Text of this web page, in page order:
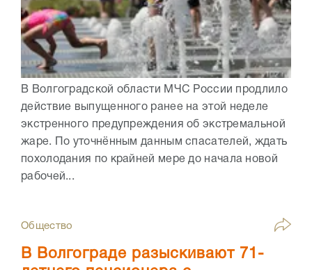
В Волгоградской области МЧС России продлило
действие выпущенного ранее на этой неделе
экстренного предупреждения об экстремальной
жаре. По уточнённым данным спасателей, ждать
похолодания по крайней мере до начала новой
рабочей...
Общество
В Волгограде разыскивают 71-